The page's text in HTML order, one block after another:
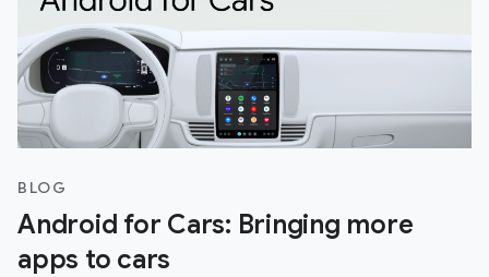
BLOG
Android for Cars: Bringing more
apps to cars